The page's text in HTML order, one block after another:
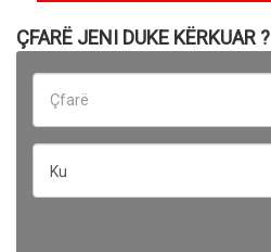
ÇFARË JENI DUKE KËRKUAR ?
Ku